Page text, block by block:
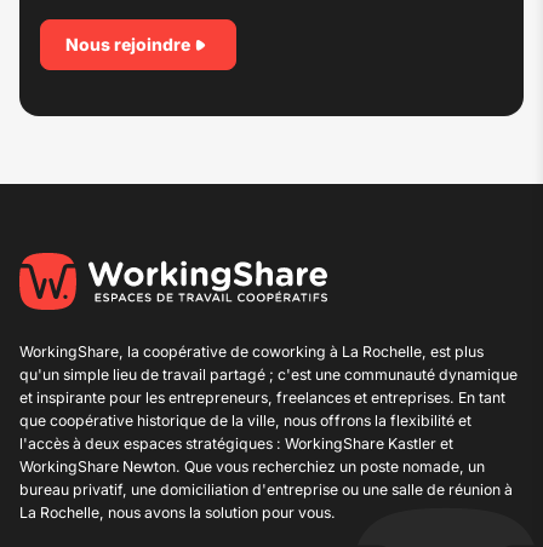
Nous rejoindre
WorkingShare, la coopérative de coworking à La Rochelle, est plus
qu'un simple lieu de travail partagé ; c'est une communauté dynamique
et inspirante pour les entrepreneurs, freelances et entreprises. En tant
que coopérative historique de la ville, nous offrons la flexibilité et
l'accès à deux espaces stratégiques : WorkingShare Kastler et
WorkingShare Newton. Que vous recherchiez un poste nomade, un
bureau privatif, une domiciliation d'entrepriseou une salle de réunion à
La Rochelle, nous avons la solution pour vous.